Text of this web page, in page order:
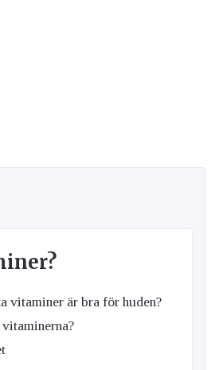
vitaminer är bra för huden?